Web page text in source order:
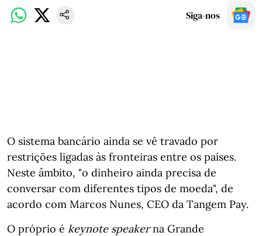
Siga-nos
O sistema bancário ainda se vê travado por
restrições ligadas às fronteiras entre os países.
Neste âmbito, "o dinheiro ainda precisa de
conversar com diferentes tipos de moeda", de
acordo com Marcos Nunes, CEO da Tangem Pay.
O próprio é keynote speakerna Grande